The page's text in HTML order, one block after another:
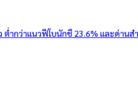
ต่ำกว่าแนวฟีโบนักชี 23.6% และด่าน